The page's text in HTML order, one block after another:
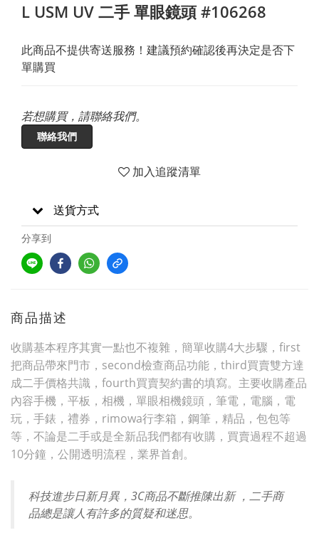
L USM UV 二手 單眼鏡頭 #106268
此商品不提供寄送服務！建議預約確認後再決定是否下
單購買
若想購買，請聯絡我們。
聯絡我們
加入追蹤清單
送貨方式
分享到
商品描述
收購基本程序其實一點也不複雜，簡單收購4大步驟，first
把商品帶來門市，second檢查商品功能，third買賣雙方達
成二手價格共識，fourth買賣契約書的填寫。主要收購產品
內容手機，平板，相機，單眼相機鏡頭，筆電，電腦，電
玩，手錶，禮券，rimowa行李箱，鋼筆，精品，包包等
等，不論是二手或是全新品我們都有收購，買賣過程不超過
10分鐘，公開透明流程，業界首創。
科技進步日新月異，3C商品不斷推陳出新 ，二手商
品總是讓人有許多的質疑和迷思。